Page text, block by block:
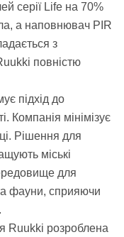
серії Life на 70%
а наповнювач PIR
з
повністю
підхід до
Компанія мінімізує
Рішення для
міські
для
фауни, сприяючи
Ruukki розроблена